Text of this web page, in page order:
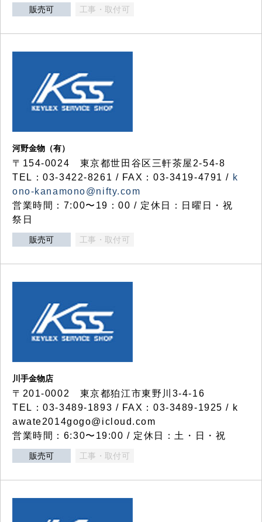
販売可 工事・取付可
河野金物（有）
〒154-0024 東京都世田谷区三軒茶屋2-54-8
TEL：03-3422-8261 / FAX：03-3419-4791 / k
ono-kanamono@nifty.com
営業時間：7:00〜19：00 / 定休日：日曜日・祝
祭日
販売可 工事・取付可
川手金物店
〒201-0002 東京都狛江市東野川3-4-16
TEL：03-3489-1893 / FAX：03-3489-1925 / k
awate2014gogo@icloud.com
営業時間：6:30〜19:00 / 定休日：土・日・祝
販売可 工事・取付可